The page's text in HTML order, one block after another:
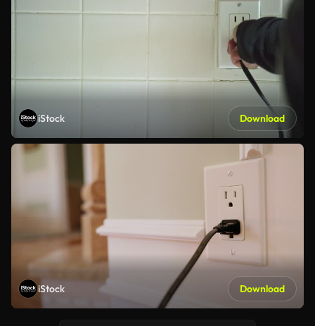
iStock Download
iStock Download